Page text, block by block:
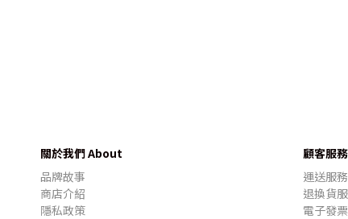
關於我們 About
品牌故事
商店介紹
隱私政策
顧客服
運送服務
退換貨
電子發